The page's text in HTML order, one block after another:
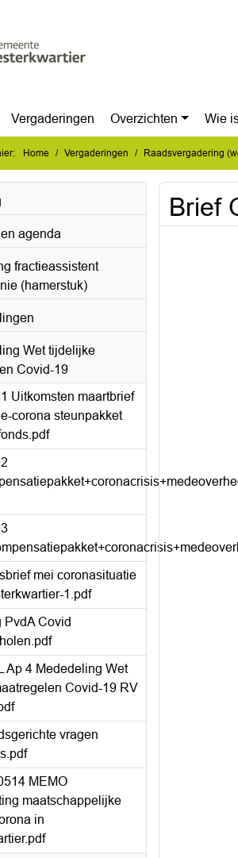
Vergaderingen Overzichten Wie
Home Vergaderingen Raadsvergadering
agenda
fractieassistent
(hamerstuk)
Wet tijdelijke
Covid-19
Uitkomsten maartbrief
corona steunpakket
mei coronasituatie
1.pdf
PvdA Covid
Ap 4 Mededeling Wet
Covid-19 RV
vragen
MEMO
maatschappelijke
in
Brief